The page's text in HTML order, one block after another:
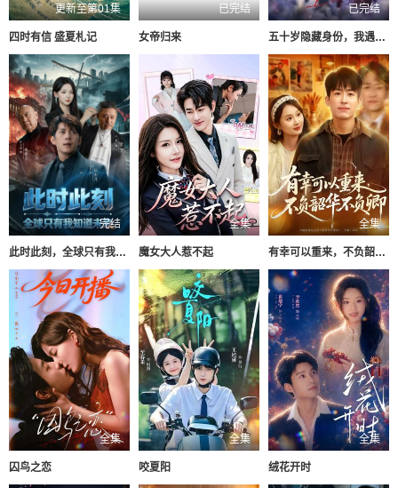
更新至第01集
四时有信 盛夏札记
已完结
女帝归来
已完结
五十岁隐藏身份，我遇见真爱
完结
此时此刻，全球只有我知道未来
全集
魔女大人惹不起
全集
有幸可以重来，不负韶华不负卿
全集
囚鸟之恋
全集
咬夏阳
全集
绒花开时